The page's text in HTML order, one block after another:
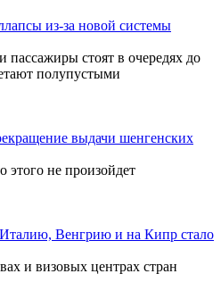
из-за новой системы
пассажиры стоят в очередях до
полупустыми
выдачи шенгенских
этого не произойдет
Венгрию и на Кипр стало
и визовых центрах стран